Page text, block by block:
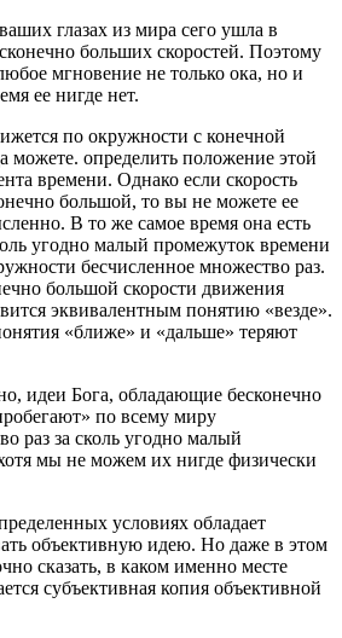
глазах из мира сего ушла в
больших скоростей. Поэтому
мгновение не только ока, но и
ее нигде нет.
по окружности с конечной
можете. определить положение этой
времени. Однако если скорость
большой, то вы не можете ее
В то же самое время она есть
угодно малый промежуток времени
бесчисленное множество раз.
большой скорости движения
эквивалентным понятию «везде».
«ближе» и «дальше» теряют
идеи Бога, обладающие бесконечно
по всему миру
раз за сколь угодно малый
мы не можем их нигде физически
условиях обладает
объективную идею. Но даже в этом
сказать, в каком именно месте
субъективная копия объективной